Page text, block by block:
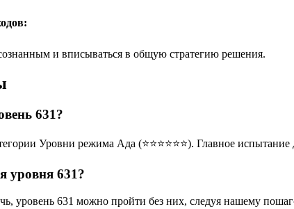
и вписываться в общую стратегию решения.
631?
Уровни режима Ада (⭐⭐⭐⭐⭐⭐). Главное
уровня 631?
уровень 631 можно пройти без них, следуя нашему